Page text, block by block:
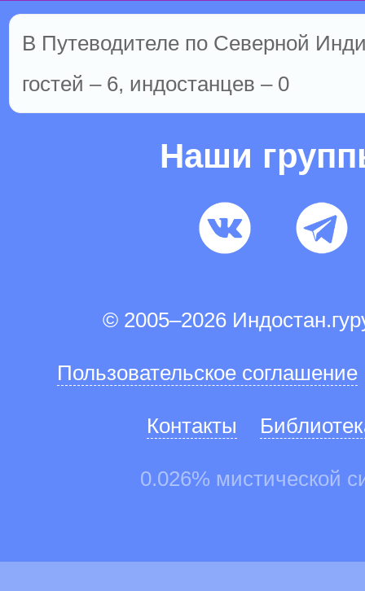
В Путеводителе по Северной
гостей – 6, индостанцев – 0
Наши
© 2005–2026
Пользовательское соглашение
Контакты
0.026% мистической